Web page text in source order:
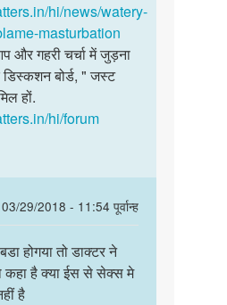
hi/news/watery-
masturbation
और गहरी चर्चा में जुड़ना
डिस्कशन बोर्ड, " जस्ट
हों.
hi/forum
29/2018 - 11:54 पूर्वान्ह
होगया तो डाक्टर ने
है क्या ईस से सेक्स मे
है